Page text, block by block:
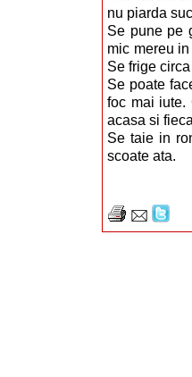
nu piarda
Se pune pe
mic mereu
Se frige
Se poate
foc mai iute.
acasa si
Se taie in
scoate ata.